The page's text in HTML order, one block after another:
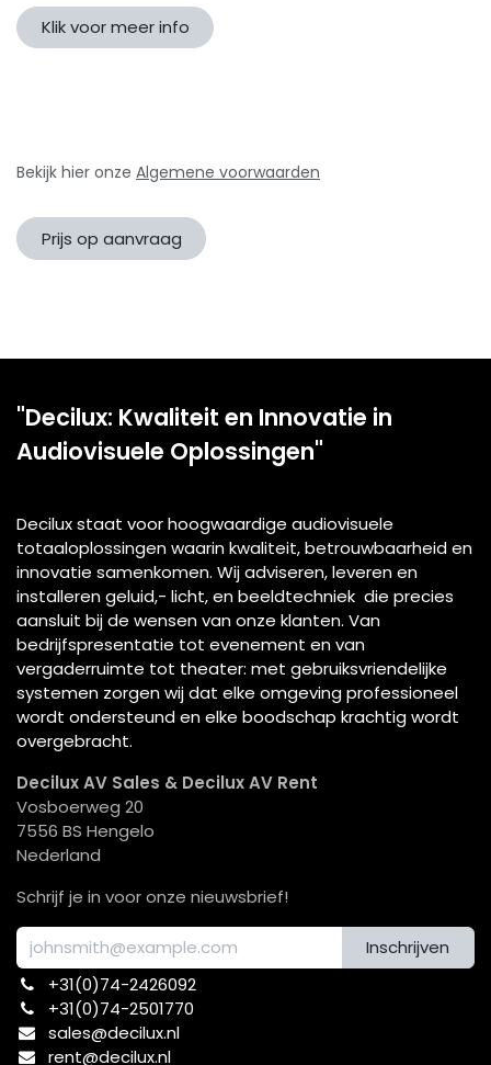
Klik voor meer info
Bekijk hier onze Algemene voorwaarden
Prijs op aanvraag
"Decilux: Kwaliteit en Innovatie in
Audiovisuele Oplossingen"
Decilux staat voor hoogwaardige audiovisuele
totaaloplossingen waarin kwaliteit, betrouwbaarheid en
innovatie samenkomen. Wij adviseren, leveren en
installeren geluid,- licht, en beeldtechniek die precies
aansluit bij de wensen van onze klanten. Van
bedrijfspresentatie tot evenement en van
vergaderruimte tot theater: met gebruiksvriendelijke
systemen zorgen wij dat elke omgeving professioneel
wordt ondersteund en elke boodschap krachtig wordt
overgebracht.
Decilux AV Sales & Decilux AV Rent
Vosboerweg 20
7556 BS Hengelo
Nederland
Schrijf je in voor onze nieuwsbrief!
Inschrijven
+31(0)74-2426092​
+31(0)74-2501770
sales@decilux.nl
rent@decilux.nl